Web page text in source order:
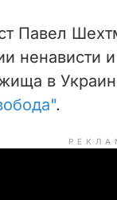
Павел
ненависти
в
.